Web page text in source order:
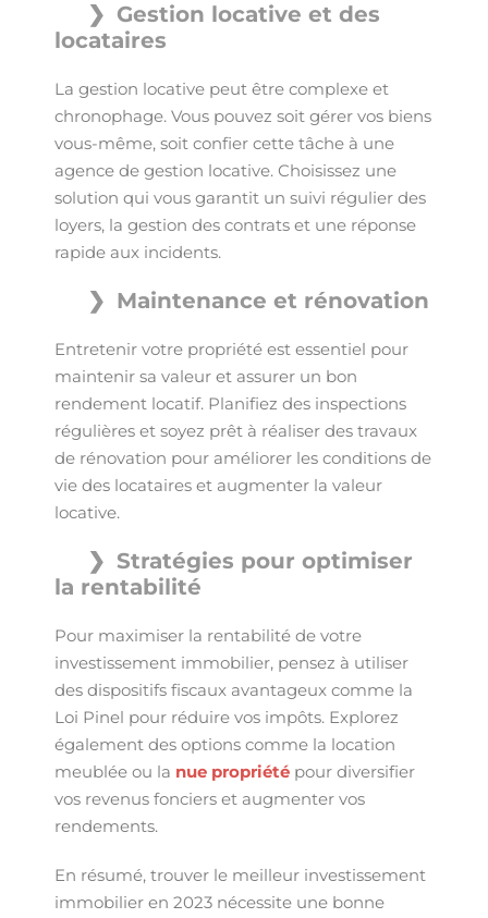
Gestion locative et des
locataires
La gestion locative peut être complexe et
chronophage. Vous pouvez soit gérer vos biens
vous-même, soit confier cette tâche à une
agence de gestion locative. Choisissez une
solution qui vous garantit un suivi régulier des
loyers, la gestion des contrats et une réponse
rapide aux incidents.
Maintenance et rénovation
Entretenir votre propriété est essentiel pour
maintenir sa valeur et assurer un bon
rendement locatif. Planifiez des inspections
régulières et soyez prêt à réaliser des travaux
de rénovation pour améliorer les conditions de
vie des locataires et augmenter la valeur
locative.
Stratégies pour optimiser
la rentabilité
Pour maximiser la rentabilité de votre
investissement immobilier, pensez à utiliser
des dispositifs fiscaux avantageux comme la
Loi Pinel pour réduire vos impôts. Explorez
également des options comme la location
meublée ou la nue propriété pour diversifier
vos revenus fonciers et augmenter vos
rendements.
En résumé, trouver le meilleur investissement
immobilier en 2023 nécessite une bonne